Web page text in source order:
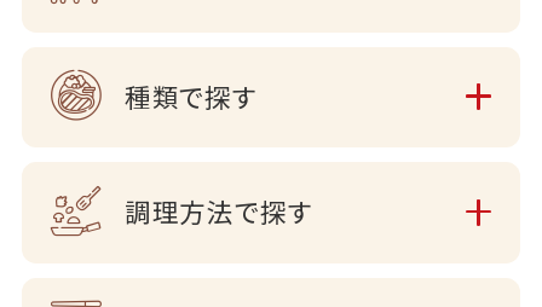
種類で探す
調理方法で探す